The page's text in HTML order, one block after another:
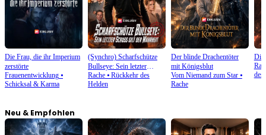
Die Frau, die ihr Imperium
zerstörte
Frauenentwicklung ⦁
Schicksal & Karma
(Synchro) Scharfschütze
Bullseye: Sein letzter
Schuss gilt der Wahrheit
Rache⦁ Rückkehr des
Helden
Der blinde Drachentöter
mit Königsblut
Vom Niemand zum Star⦁
Rache
Die
des
Neu & Empfohlen